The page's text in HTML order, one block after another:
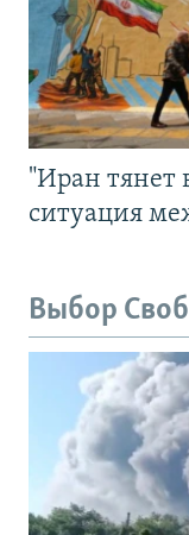
"Иран тянет
ситуация
Выбор